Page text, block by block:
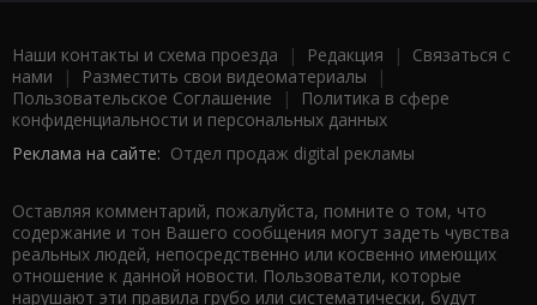
Наши контакты и схема проезда | Редакция | Связаться с
нами | Разместить свои видеоматериалы |
Пользовательское Соглашение |
Политика в сфере
конфиденциальности и персональных данных
Реклама на сайте: Отдел продаж digital рекламы
Оставляя комментарий, пожалуйста, помните о том, что
содержание и тон Вашего сообщения могут задеть чувства
реальных людей, непосредственно или косвенно имеющих
отношение к данной новости. Пользователи, которые
нарушают эти правила грубо или систематически, будут